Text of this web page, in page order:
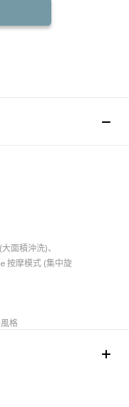
面積沖洗)、
按摩模式 (集中旋
格